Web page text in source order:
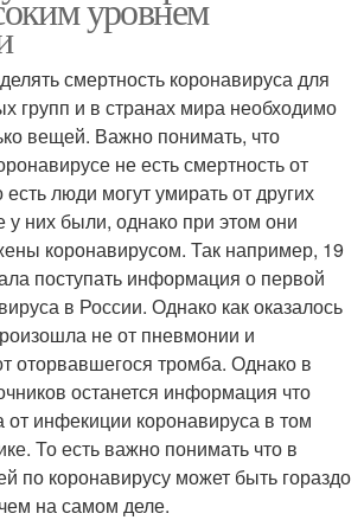
смертность коронавируса для
групп и в странах мира необходимо
вещей. Важно понимать, что
не есть смертность от
люди могут умирать от других
у них были, однако при этом они
коронавирусом. Так например, 19
поступать информация о первой
в России. Однако как оказалось
не от пневмонии и
оторвавшегося тромба. Однако в
останется информация что
от инфекиции коронавируса в том
То есть важно понимать что в
по коронавирусу может быть гораздо
на самом деле.